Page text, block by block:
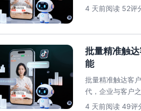
满足消费者对即
4 天前阅读 52评
批量精准触
能
批量精准触达客
代，企业与客户
往面临打开率低...
4 天前阅读 49评